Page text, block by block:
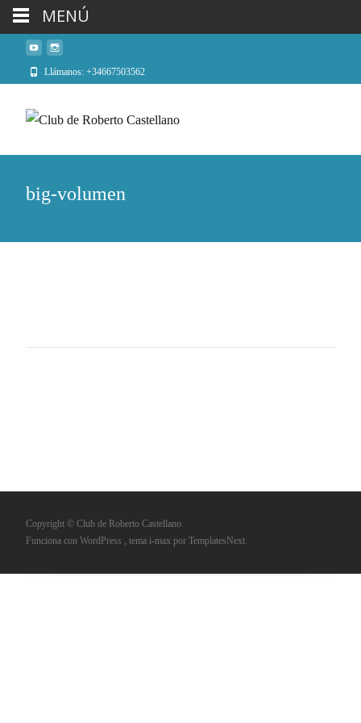
Llámanos: +34667503562
big-volumen
Copyright © Club de Roberto Castellano
Funciona con WordPress , tema i-max por TemplatesNext.
MENÚ